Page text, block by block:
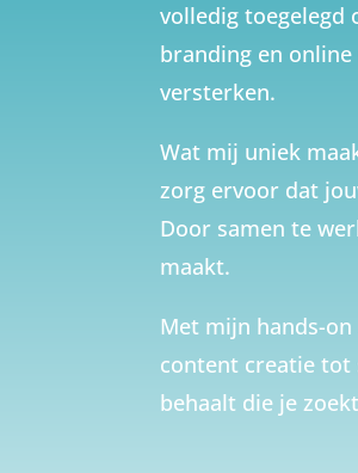
volledig toegelegd
branding en
versterken.
Wat mij uniek
zorg ervoor dat
Door samen te
maakt.
Met mijn hands-
content creatie tot
behaalt die je